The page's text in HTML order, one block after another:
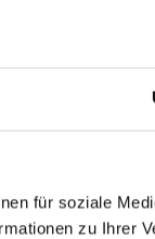
für soziale
zu Ihrer